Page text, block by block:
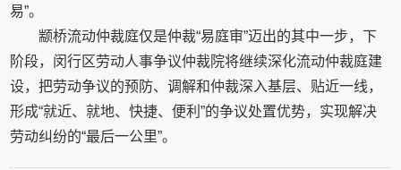
易”。
颛桥流动仲裁庭仅是仲裁“易庭审”迈出的其中一步，下
阶段，闵行区劳动人事争议仲裁院将继续深化流动仲裁庭建
设，把劳动争议的预防、调解和仲裁深入基层、贴近一线，
形成“就近、就地、快捷、便利”的争议处置优势，实现解决
劳动纠纷的“最后一公里”。